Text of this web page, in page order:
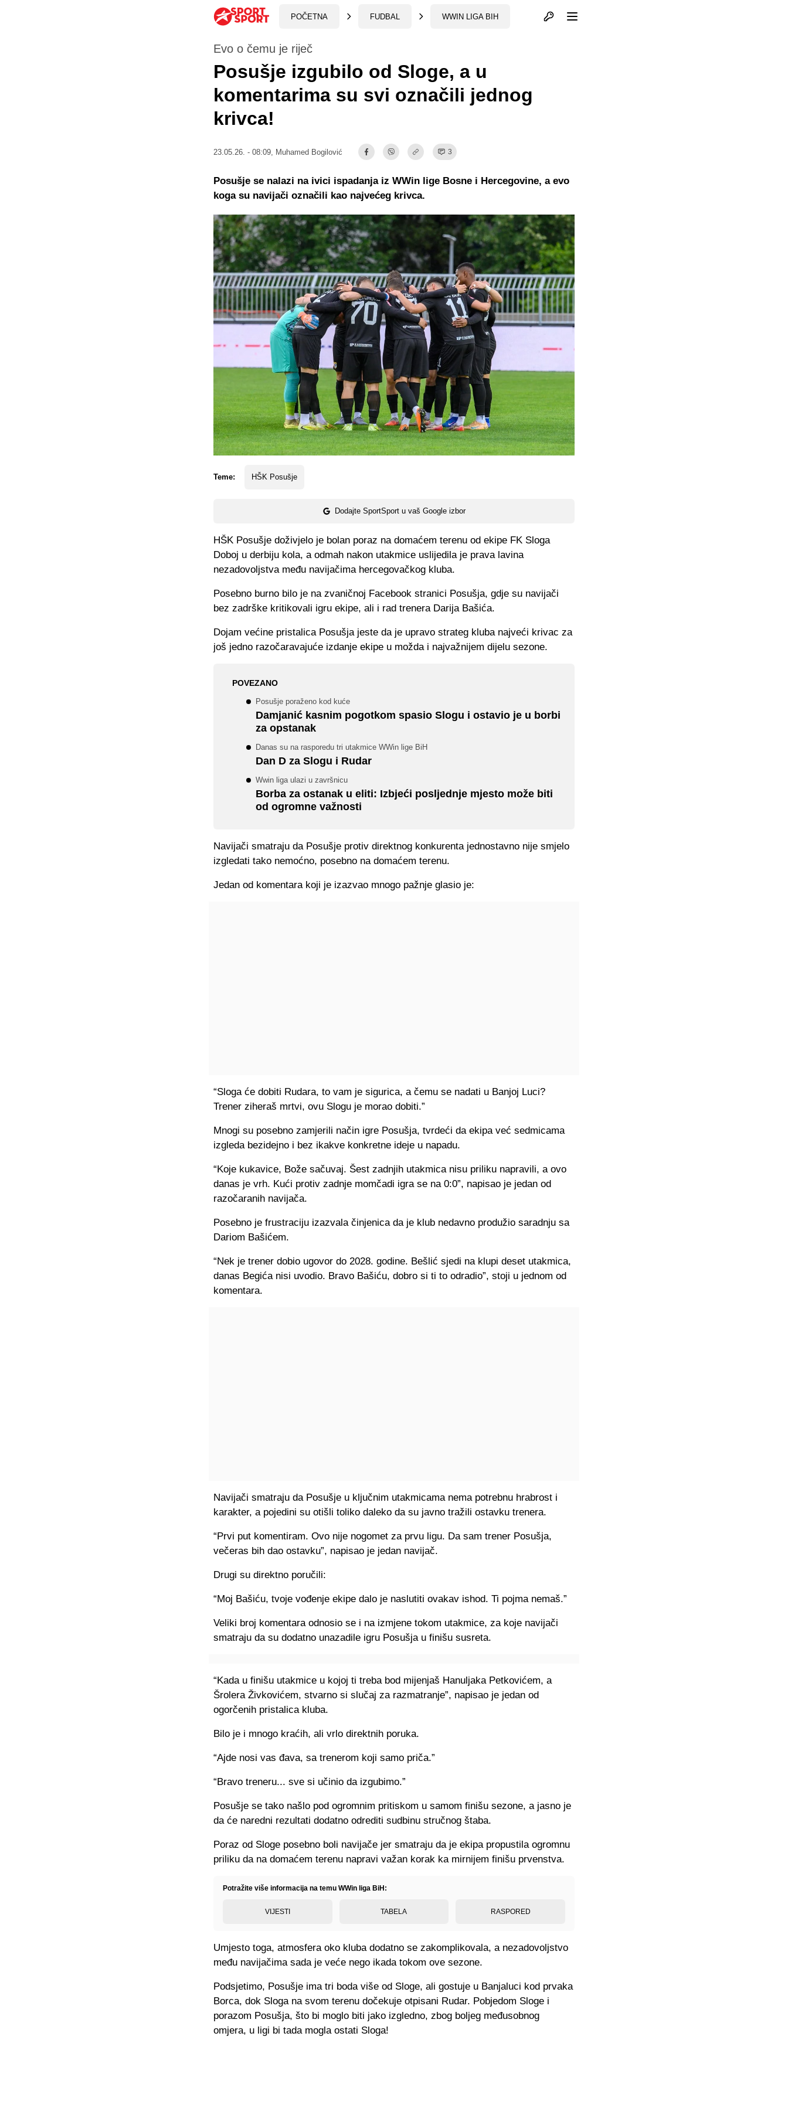
POČETNA FUDBAL WWIN LIGA BIH Otvori profil
Evo o čemu je riječ
Posušje izgubilo od Sloge, a u
komentarima su svi označili jednog
krivca!
23.05.26. - 08:09, Muhamed Bogilović 3
Teme: HŠK Posušje
Dodajte SportSport u vaš Google izbor
Posušje se nalazi na ivici ispadanja iz WWin lige Bosne i Hercegovine, a evo
koga su navijači označili kao najvećeg krivca.
HŠK Posušje doživjelo je bolan poraz na domaćem terenu od ekipe FK Sloga
Doboj u derbiju kola, a odmah nakon utakmice uslijedila je prava lavina
nezadovoljstva među navijačima hercegovačkog kluba.
Posebno burno bilo je na zvaničnoj Facebook stranici Posušja, gdje su navijači
bez zadrške kritikovali igru ekipe, ali i rad trenera Darija Bašića.
Dojam većine pristalica Posušja jeste da je upravo strateg kluba najveći krivac za
još jedno razočaravajuće izdanje ekipe u možda i najvažnijem dijelu sezone.
POVEZANO
Posušje poraženo kod kuće
Damjanić kasnim pogotkom spasio Slogu i ostavio je u borbi
za opstanak
Danas su na rasporedu tri utakmice WWin lige BiH
Dan D za Slogu i Rudar
Wwin liga ulazi u završnicu
Borba za ostanak u eliti: Izbjeći posljednje mjesto može biti
od ogromne važnosti
Navijači smatraju da Posušje protiv direktnog konkurenta jednostavno nije smjelo
izgledati tako nemoćno, posebno na domaćem terenu.
Jedan od komentara koji je izazvao mnogo pažnje glasio je:
“Sloga će dobiti Rudara, to vam je sigurica, a čemu se nadati u Banjoj Luci?
Trener ziheraš mrtvi, ovu Slogu je morao dobiti.”
Mnogi su posebno zamjerili način igre Posušja, tvrdeći da ekipa već sedmicama
izgleda bezidejno i bez ikakve konkretne ideje u napadu.
“Koje kukavice, Bože sačuvaj. Šest zadnjih utakmica nisu priliku napravili, a ovo
danas je vrh. Kući protiv zadnje momčadi igra se na 0:0”, napisao je jedan od
razočaranih navijača.
Posebno je frustraciju izazvala činjenica da je klub nedavno produžio saradnju sa
Dariom Bašićem.
“Nek je trener dobio ugovor do 2028. godine. Bešlić sjedi na klupi deset utakmica,
danas Begića nisi uvodio. Bravo Bašiću, dobro si ti to odradio”, stoji u jednom od
komentara.
Navijači smatraju da Posušje u ključnim utakmicama nema potrebnu hrabrost i
karakter, a pojedini su otišli toliko daleko da su javno tražili ostavku trenera.
“Prvi put komentiram. Ovo nije nogomet za prvu ligu. Da sam trener Posušja,
večeras bih dao ostavku”, napisao je jedan navijač.
Drugi su direktno poručili:
“Moj Bašiću, tvoje vođenje ekipe dalo je naslutiti ovakav ishod. Ti pojma nemaš.”
Veliki broj komentara odnosio se i na izmjene tokom utakmice, za koje navijači
smatraju da su dodatno unazadile igru Posušja u finišu susreta.
“Kada u finišu utakmice u kojoj ti treba bod mijenjaš Hanuljaka Petkovićem, a
Šrolera Živkovićem, stvarno si slučaj za razmatranje”, napisao je jedan od
ogorčenih pristalica kluba.
Bilo je i mnogo kraćih, ali vrlo direktnih poruka.
“Ajde nosi vas đava, sa trenerom koji samo priča.”
“Bravo treneru... sve si učinio da izgubimo.”
Posušje se tako našlo pod ogromnim pritiskom u samom finišu sezone, a jasno je
da će naredni rezultati dodatno odrediti sudbinu stručnog štaba.
Poraz od Sloge posebno boli navijače jer smatraju da je ekipa propustila ogromnu
priliku da na domaćem terenu napravi važan korak ka mirnijem finišu prvenstva.
Potražite više informacija na temu WWin liga BiH:
VIJESTI TABELA RASPORED
Umjesto toga, atmosfera oko kluba dodatno se zakomplikovala, a nezadovoljstvo
među navijačima sada je veće nego ikada tokom ove sezone.
Podsjetimo, Posušje ima tri boda više od Sloge, ali gostuje u Banjaluci kod prvaka
Borca, dok Sloga na svom terenu dočekuje otpisani Rudar. Pobjedom Sloge i
porazom Posušja, što bi moglo biti jako izgledno, zbog boljeg međusobnog
omjera, u ligi bi tada mogla ostati Sloga!